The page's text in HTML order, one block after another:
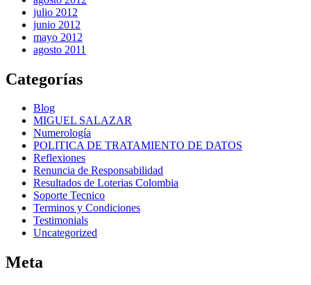
julio 2012
junio 2012
mayo 2012
agosto 2011
Categorías
Blog
MIGUEL SALAZAR
Numerología
POLITICA DE TRATAMIENTO DE DATOS
Reflexiones
Renuncia de Responsabilidad
Resultados de Loterias Colombia
Soporte Tecnico
Terminos y Condiciones
Testimonials
Uncategorized
Meta